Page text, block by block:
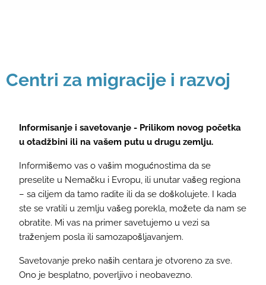
Centri za migracije i razvoj
Informisanje i savetovanje - Prilikom novog početka
u otadžbini ili na vašem putu u drugu zemlju.
Informišemo vas o vašim mogućnostima da se
preselite u Nemačku i Evropu, ili unutar vašeg regiona
– sa ciljem da tamo radite ili da se doškolujete. I kada
ste se vratili u zemlju vašeg porekla, možete da nam se
obratite. Mi vas na primer savetujemo u vezi sa
traženjem posla ili samozapošljavanjem.
Savetovanje preko naših centara je otvoreno za sve.
Ono je besplatno, poverljivo i neobavezno.